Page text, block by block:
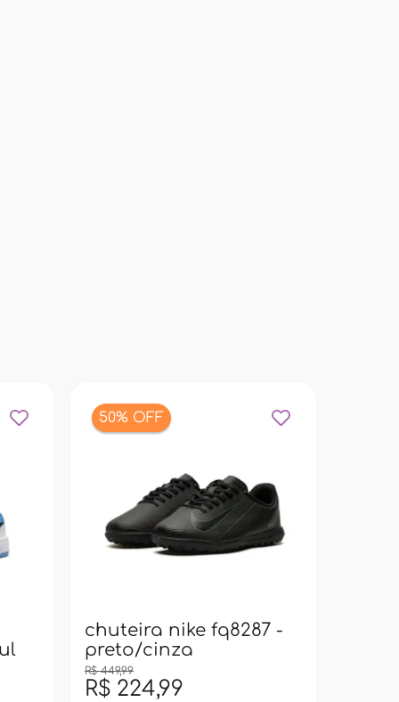
50% OFF
chuteira nike fq8287 -
preto/cinza
R$ 224,99
R$ 449,99